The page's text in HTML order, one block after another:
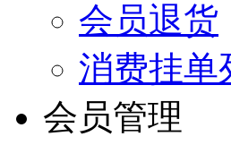
会员退货
消费挂单
会员管理